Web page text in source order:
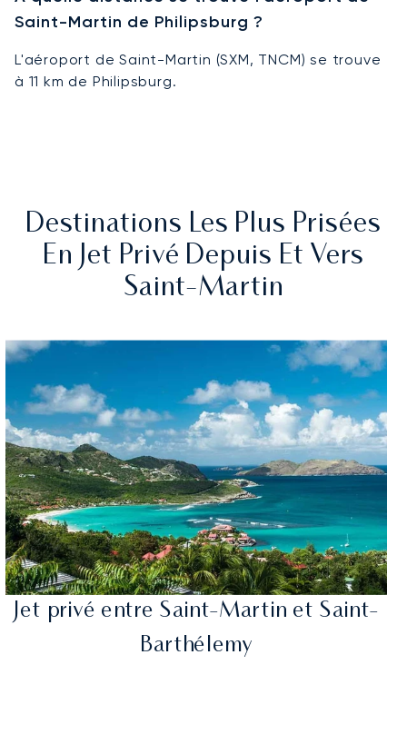
Saint-Martin de Philipsburg ?
L'aéroport de Saint-Martin (SXM, TNCM) se trouve
à 11 km de Philipsburg.
Destinations Les Plus Prisées
En Jet Privé Depuis Et Vers
Saint-Martin
Jet privé entre Saint-Martin et Saint-
Barthélemy